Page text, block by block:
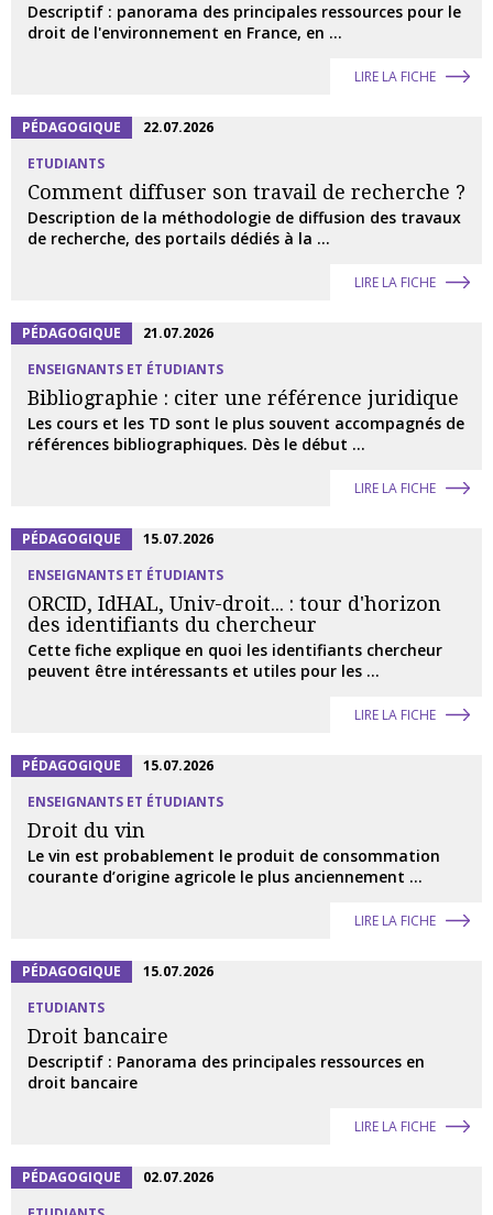
Descriptif : panorama des principales ressources pour le
droit de l'environnement en France, en ...
LIRE LA FICHE
PÉDAGOGIQUE
22.07.2026
ETUDIANTS
Comment diffuser son travail de recherche ?
Description de la méthodologie de diffusion des travaux
de recherche, des portails dédiés à la ...
LIRE LA FICHE
PÉDAGOGIQUE
21.07.2026
ENSEIGNANTS ET ÉTUDIANTS
Bibliographie : citer une référence juridique
Les cours et les TD sont le plus souvent accompagnés de
références bibliographiques. Dès le début ...
LIRE LA FICHE
PÉDAGOGIQUE
15.07.2026
ENSEIGNANTS ET ÉTUDIANTS
ORCID, IdHAL, Univ-droit... : tour d'horizon
des identifiants du chercheur
Cette fiche explique en quoi les identifiants chercheur
peuvent être intéressants et utiles pour les ...
LIRE LA FICHE
PÉDAGOGIQUE
15.07.2026
ENSEIGNANTS ET ÉTUDIANTS
Droit du vin
Le vin est probablement le produit de consommation
courante d’origine agricole le plus anciennement ...
LIRE LA FICHE
PÉDAGOGIQUE
15.07.2026
ETUDIANTS
Droit bancaire
Descriptif : Panorama des principales ressources en
droit bancaire
LIRE LA FICHE
PÉDAGOGIQUE
02.07.2026